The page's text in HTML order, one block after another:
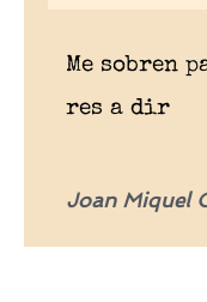
Me sobren
res a dir
Joan Miquel